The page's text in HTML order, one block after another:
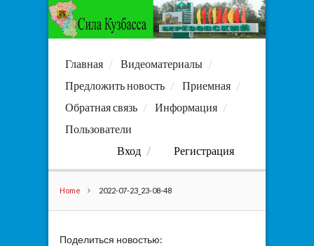
Главная
Видеоматериалы
Предложить новость
Приемная
Обратная связь
Информация
Пользователи
Вход
Регистрация
Home 2022-07-23_23-08-48
Поделиться новостью: